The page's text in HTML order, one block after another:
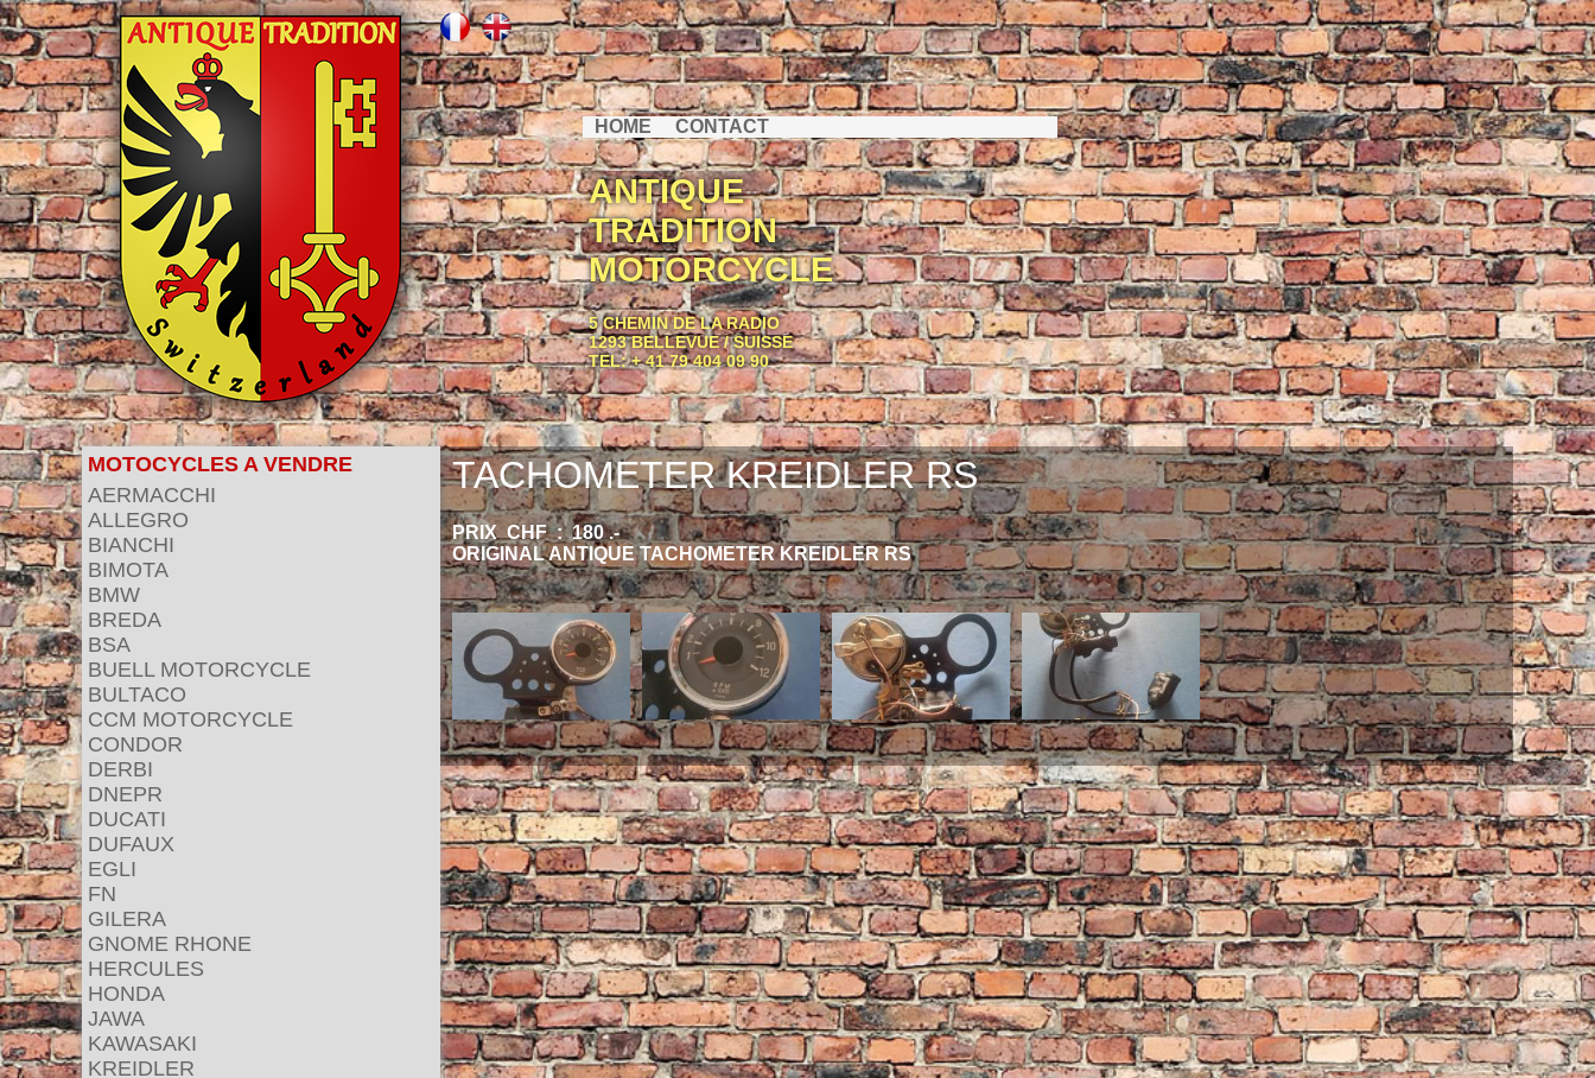
HOME CONTACT
ANTIQUE
TRADITION
MOTORCYCLE
5 CHEMIN DE LA RADIO
1293 BELLEVUE / SUISSE
TEL: + 41 79 404 09 90
MOTOCYCLES A VENDRE
AERMACCHI
ALLEGRO
BIANCHI
BIMOTA
BMW
BREDA
BSA
BUELL MOTORCYCLE
BULTACO
CCM MOTORCYCLE
CONDOR
DERBI
DNEPR
DUCATI
DUFAUX
EGLI
FN
GILERA
GNOME RHONE
HERCULES
HONDA
JAWA
KAWASAKI
KREIDLER
TACHOMETER KREIDLER RS
PRIX CHF : 180 .-
ORIGINAL ANTIQUE TACHOMETER KREIDLER RS